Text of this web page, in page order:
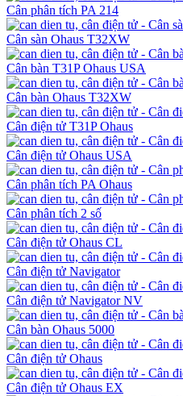
Cân phân tích PA 214
Cân sàn Ohaus T32XW
Cân bàn T31P Ohaus USA
Cân bàn Ohaus T32XW
Cân điện tử T31P Ohaus
Cân điện tử Ohaus USA
Cân phân tích PA Ohaus
Cân phân tích 2 số
Cân điện tử Ohaus CL
Cân điện tử Navigator
Cân điện tử Navigator NV
Cân bàn Ohaus 5000
Cân điện tử Ohaus
Cân điện tử Ohaus EX